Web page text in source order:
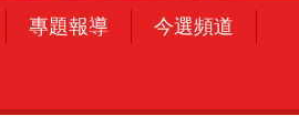
專題報導 今選頻道